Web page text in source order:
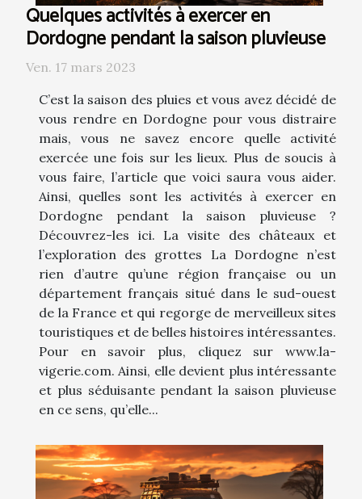
Quelques activités à exercer en
Dordogne pendant la saison pluvieuse
Ven. 17 mars 2023
C’est la saison des pluies et vous avez décidé de
vous rendre en Dordogne pour vous distraire
mais, vous ne savez encore quelle activité
exercée une fois sur les lieux. Plus de soucis à
vous faire, l’article que voici saura vous aider.
Ainsi, quelles sont les activités à exercer en
Dordogne pendant la saison pluvieuse ?
Découvrez-les ici. La visite des châteaux et
l’exploration des grottes La Dordogne n’est
rien d’autre qu’une région française ou un
département français situé dans le sud-ouest
de la France et qui regorge de merveilleux sites
touristiques et de belles histoires intéressantes.
Pour en savoir plus, cliquez sur www.la-
vigerie.com. Ainsi, elle devient plus intéressante
et plus séduisante pendant la saison pluvieuse
en ce sens, qu’elle...